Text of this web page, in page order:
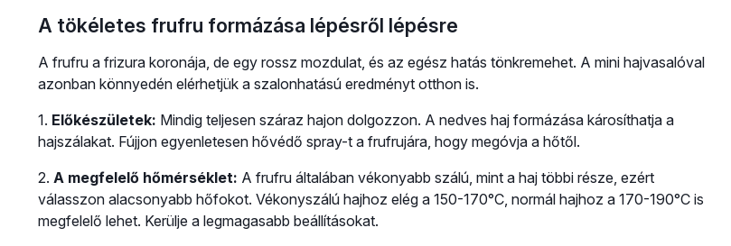
A tökéletes frufru formázása lépésről lépésre
A frufru a frizura koronája, de egy rossz mozdulat, és az egész hatás tönkremehet. A mini hajvasalóval
azonban könnyedén elérhetjük a szalonhatású eredményt otthon is.
1. Előkészületek: Mindig teljesen száraz hajon dolgozzon. A nedves haj formázása károsíthatja a
hajszálakat. Fújjon egyenletesen hővédő spray-t a frufrujára, hogy megóvja a hőtől.
2. A megfelelő hőmérséklet: A frufru általában vékonyabb szálú, mint a haj többi része, ezért
válasszon alacsonyabb hőfokot. Vékonyszálú hajhoz elég a 150-170°C, normál hajhoz a 170-190°C is
megfelelő lehet. Kerülje a legmagasabb beállításokat.